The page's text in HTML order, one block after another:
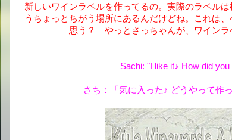
新しいワインラベルを作ってるの。実際のラベル
うちょっとちがう場所にあるんだけどね。これは
思う？ やっとさっちゃんが、ワインラ
Sachi: "I like it♪ How did
さち：「気に入った♪ どうやって作